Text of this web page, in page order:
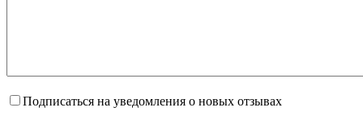
Подписаться на уведомления о новых отзывах